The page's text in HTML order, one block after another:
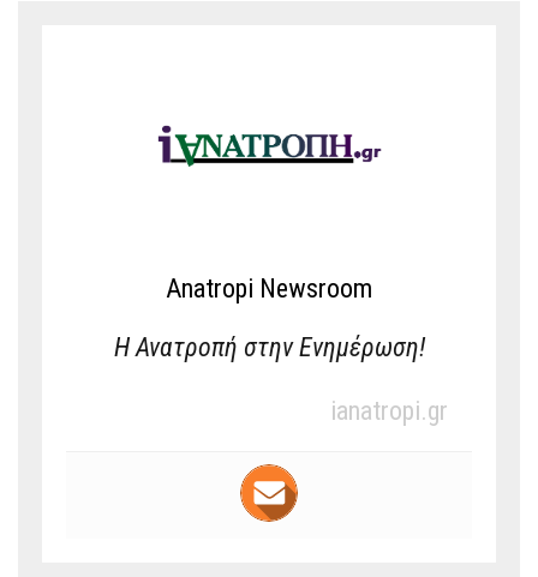
Anatropi Newsroom
Η Ανατροπή στην Ενημέρωση!
ianatropi.gr